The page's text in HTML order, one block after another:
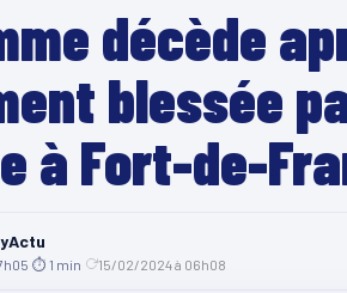
décède
blessée
à Fort-de-
⏱ 1 min 15/02/2024 à 06h08